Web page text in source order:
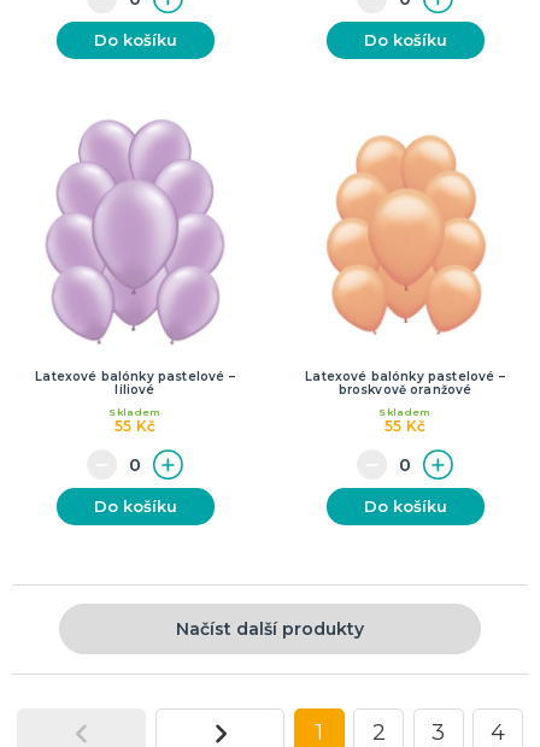
Do košíku Do košíku
Latexové balónky pastelové –
liliové
55 Kč
Skladem
Do košíku
Latexové balónky pastelové –
broskvově oranžové
55 Kč
Skladem
Do košíku
Načíst další produkty
1 2 3 4